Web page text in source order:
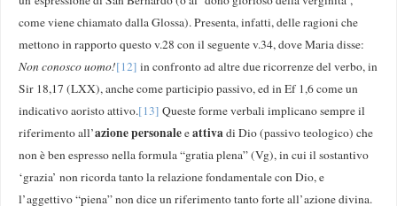
come viene chiamato dalla Glossa). Presenta, infatti, delle ragioni che
mettono in rapporto questo v.28 con il seguente v.34, dove Maria disse:
Non conosco uomo![12] in confronto ad altre due ricorrenze del verbo, in
Sir 18,17 (LXX), anche come participio passivo, ed in Ef 1,6 come un
indicativo aoristo attivo.[13] Queste forme verbali implicano sempre il
riferimento all’azione personaleeattivadi Dio (passivo teologico) che
non è ben espresso nella formula “gratia plena” (Vg), in cui il sostantivo
‘grazia’ non ricorda tanto la relazione fondamentale con Dio, e
l’aggettivo “piena” non dice un riferimento tanto forte all’azione divina.